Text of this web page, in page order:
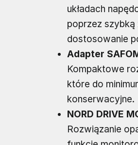
układach
poprzez
dostosowanie
Adapter
Kompaktowe
które do
konserwacyjne.
NORD DRIVE
Rozwiązanie